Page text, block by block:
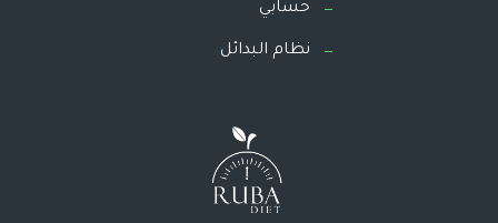
حسابي
نظام البدائل